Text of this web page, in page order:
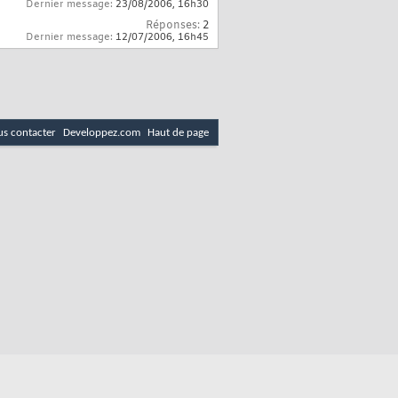
Dernier message: 23/08/2006, 16h30
Réponses: 2
Dernier message: 12/07/2006, 16h45
contacter Developpez.com Haut de page